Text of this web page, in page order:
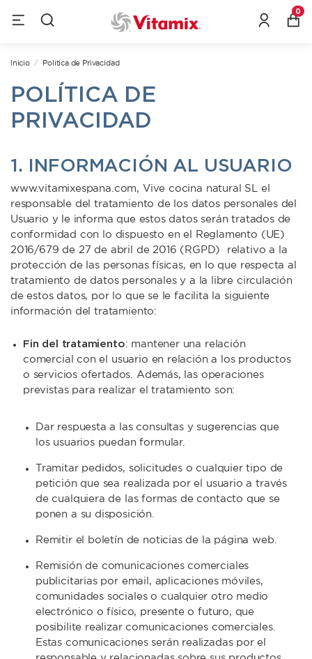
0
Inicio Política de Privacidad
POLÍTICA DE
PRIVACIDAD
1. INFORMACIÓN AL USUARIO
www.vitamixespana.com, Vive cocina natural SL el
responsable del tratamiento de los datos personales del
Usuario y le informa que estos datos serán tratados de
conformidad con lo dispuesto en el Reglamento (UE)
2016/679 de 27 de abril de 2016 (RGPD) relativo a la
protección de las personas físicas, en lo que respecta al
tratamiento de datos personales y a la libre circulación
de estos datos, por lo que se le facilita la siguiente
información del tratamiento:
Fin del tratamiento: mantener una relación
comercial con el usuario en relación a los productos
o servicios ofertados. Además, las operaciones
previstas para realizar el tratamiento son:
Dar respuesta a las consultas y sugerencias que
los usuarios puedan formular.
Tramitar pedidos, solicitudes o cualquier tipo de
petición que sea realizada por el usuario a través
de cualquiera de las formas de contacto que se
ponen a su disposición.
Remitir el boletín de noticias de la página web.
Remisión de comunicaciones comerciales
publicitarias por email, aplicaciones móviles,
comunidades sociales o cualquier otro medio
electrónico o físico, presente o futuro, que
posibilite realizar comunicaciones comerciales.
Estas comunicaciones serán realizadas por el